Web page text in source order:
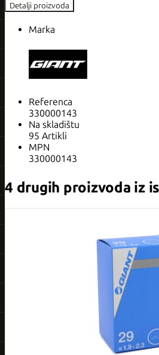
Detalji proizvoda
Marka
Referenca
330000143
Na skladištu
95 Artikli
MPN
330000143
4 drugih proizvoda iz